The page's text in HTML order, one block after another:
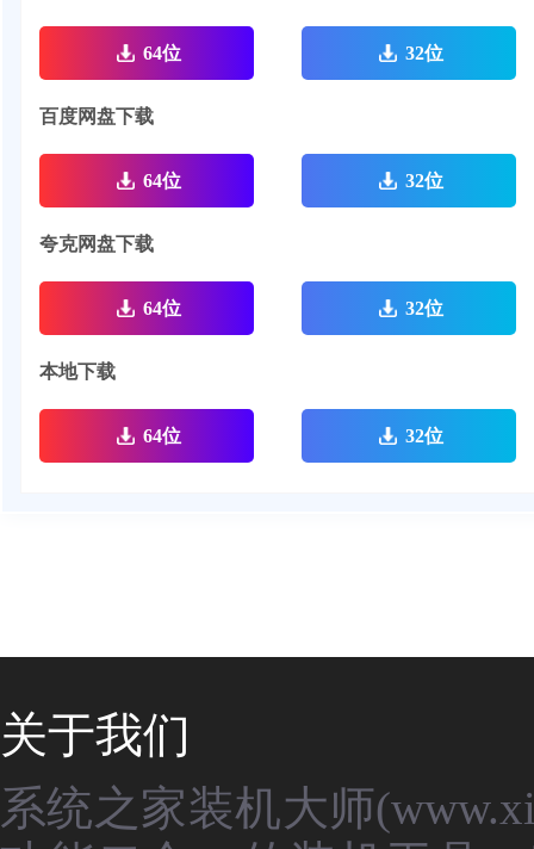
64位 32位
百度网盘下载
64位 32位
夸克网盘下载
64位 32位
本地下载
64位 32位
关于我们
系统之家装机大师